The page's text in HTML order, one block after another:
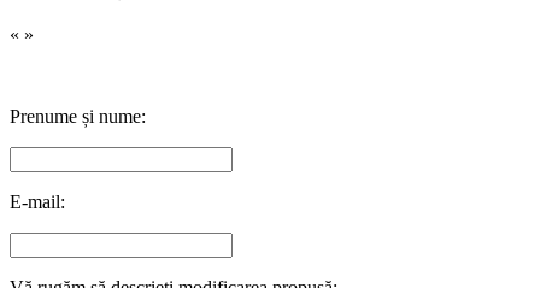
« »
Prenume și nume:
E-mail: